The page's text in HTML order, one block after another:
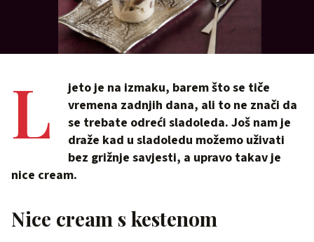
L
jeto je na izmaku, barem što se tiče
vremena zadnjih dana, ali to ne znači da
se trebate odreći sladoleda. Još nam je
draže kad u sladoledu možemo uživati
bez grižnje savjesti, a upravo takav je
nice cream.
Nice cream s kestenom